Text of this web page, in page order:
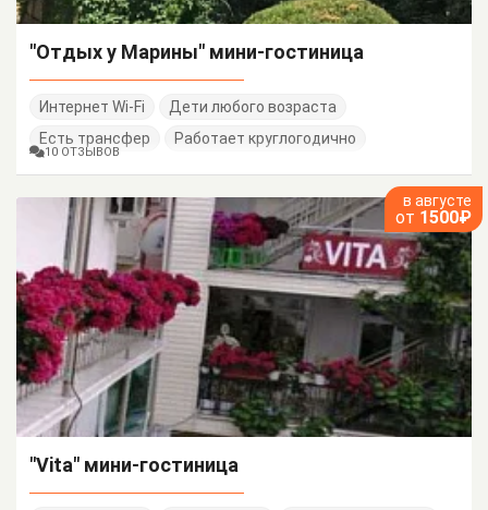
"Отдых у Марины" мини-гостиница
Интернет Wi-Fi
Дети любого возраста
Есть трансфер
Работает круглогодично
10 ОТЗЫВОВ
в августе
от 1500₽
"Vita" мини-гостиница